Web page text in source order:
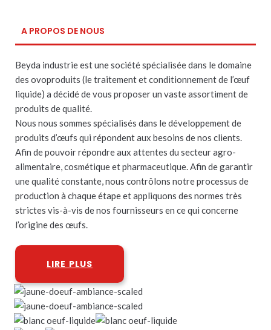
A PROPOS DE NOUS
Beyda industrie est une société spécialisée dans le domaine
des ovoproduits (le traitement et conditionnement de l’œuf
liquide) a décidé de vous proposer un vaste assortiment de
produits de qualité.
Nous nous sommes spécialisés dans le développement de
produits d’œufs qui répondent aux besoins de nos clients.
Afin de pouvoir répondre aux attentes du secteur agro-
alimentaire, cosmétique et pharmaceutique. Afin de garantir
une qualité constante, nous contrôlons notre processus de
production à chaque étape et appliquons des normes très
strictes vis-à-vis de nos fournisseurs en ce qui concerne
l’origine des œufs.
LIRE PLUS